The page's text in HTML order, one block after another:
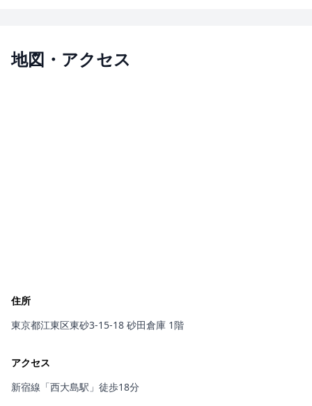
地図・アクセス
住所
東京都江東区東砂3-15-18 砂田倉庫 1階
アクセス
新宿線「西大島駅」徒歩18分